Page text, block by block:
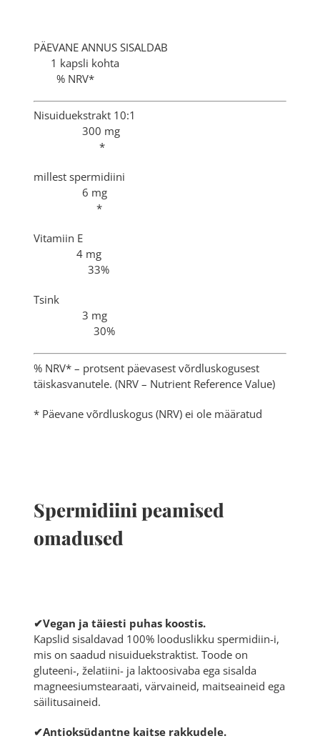
PÄEVANE ANNUS SISALDAB
1 kapsli kohta
% NRV*
Nisuiduekstrakt 10:1
300 mg
*
millest spermidiini
6 mg
*
Vitamiin E
4 mg
33%
Tsink
3 mg
30%
% NRV* – protsent päevasest võrdluskogusest
täiskasvanutele. (NRV – Nutrient Reference Value)
* Päevane võrdluskogus (NRV) ei ole määratud
Spermidiini peamised
omadused
✔Vegan ja täiesti puhas koostis.
Kapslid sisaldavad 100% looduslikku spermidiin-i,
mis on saadud nisuiduekstraktist. Toode on
gluteeni-, želatiini- ja laktoosivaba ega sisalda
magneesiumstearaati, värvaineid, maitseaineid ega
säilitusaineid.
✔Antioksüdantne kaitse rakkudele.